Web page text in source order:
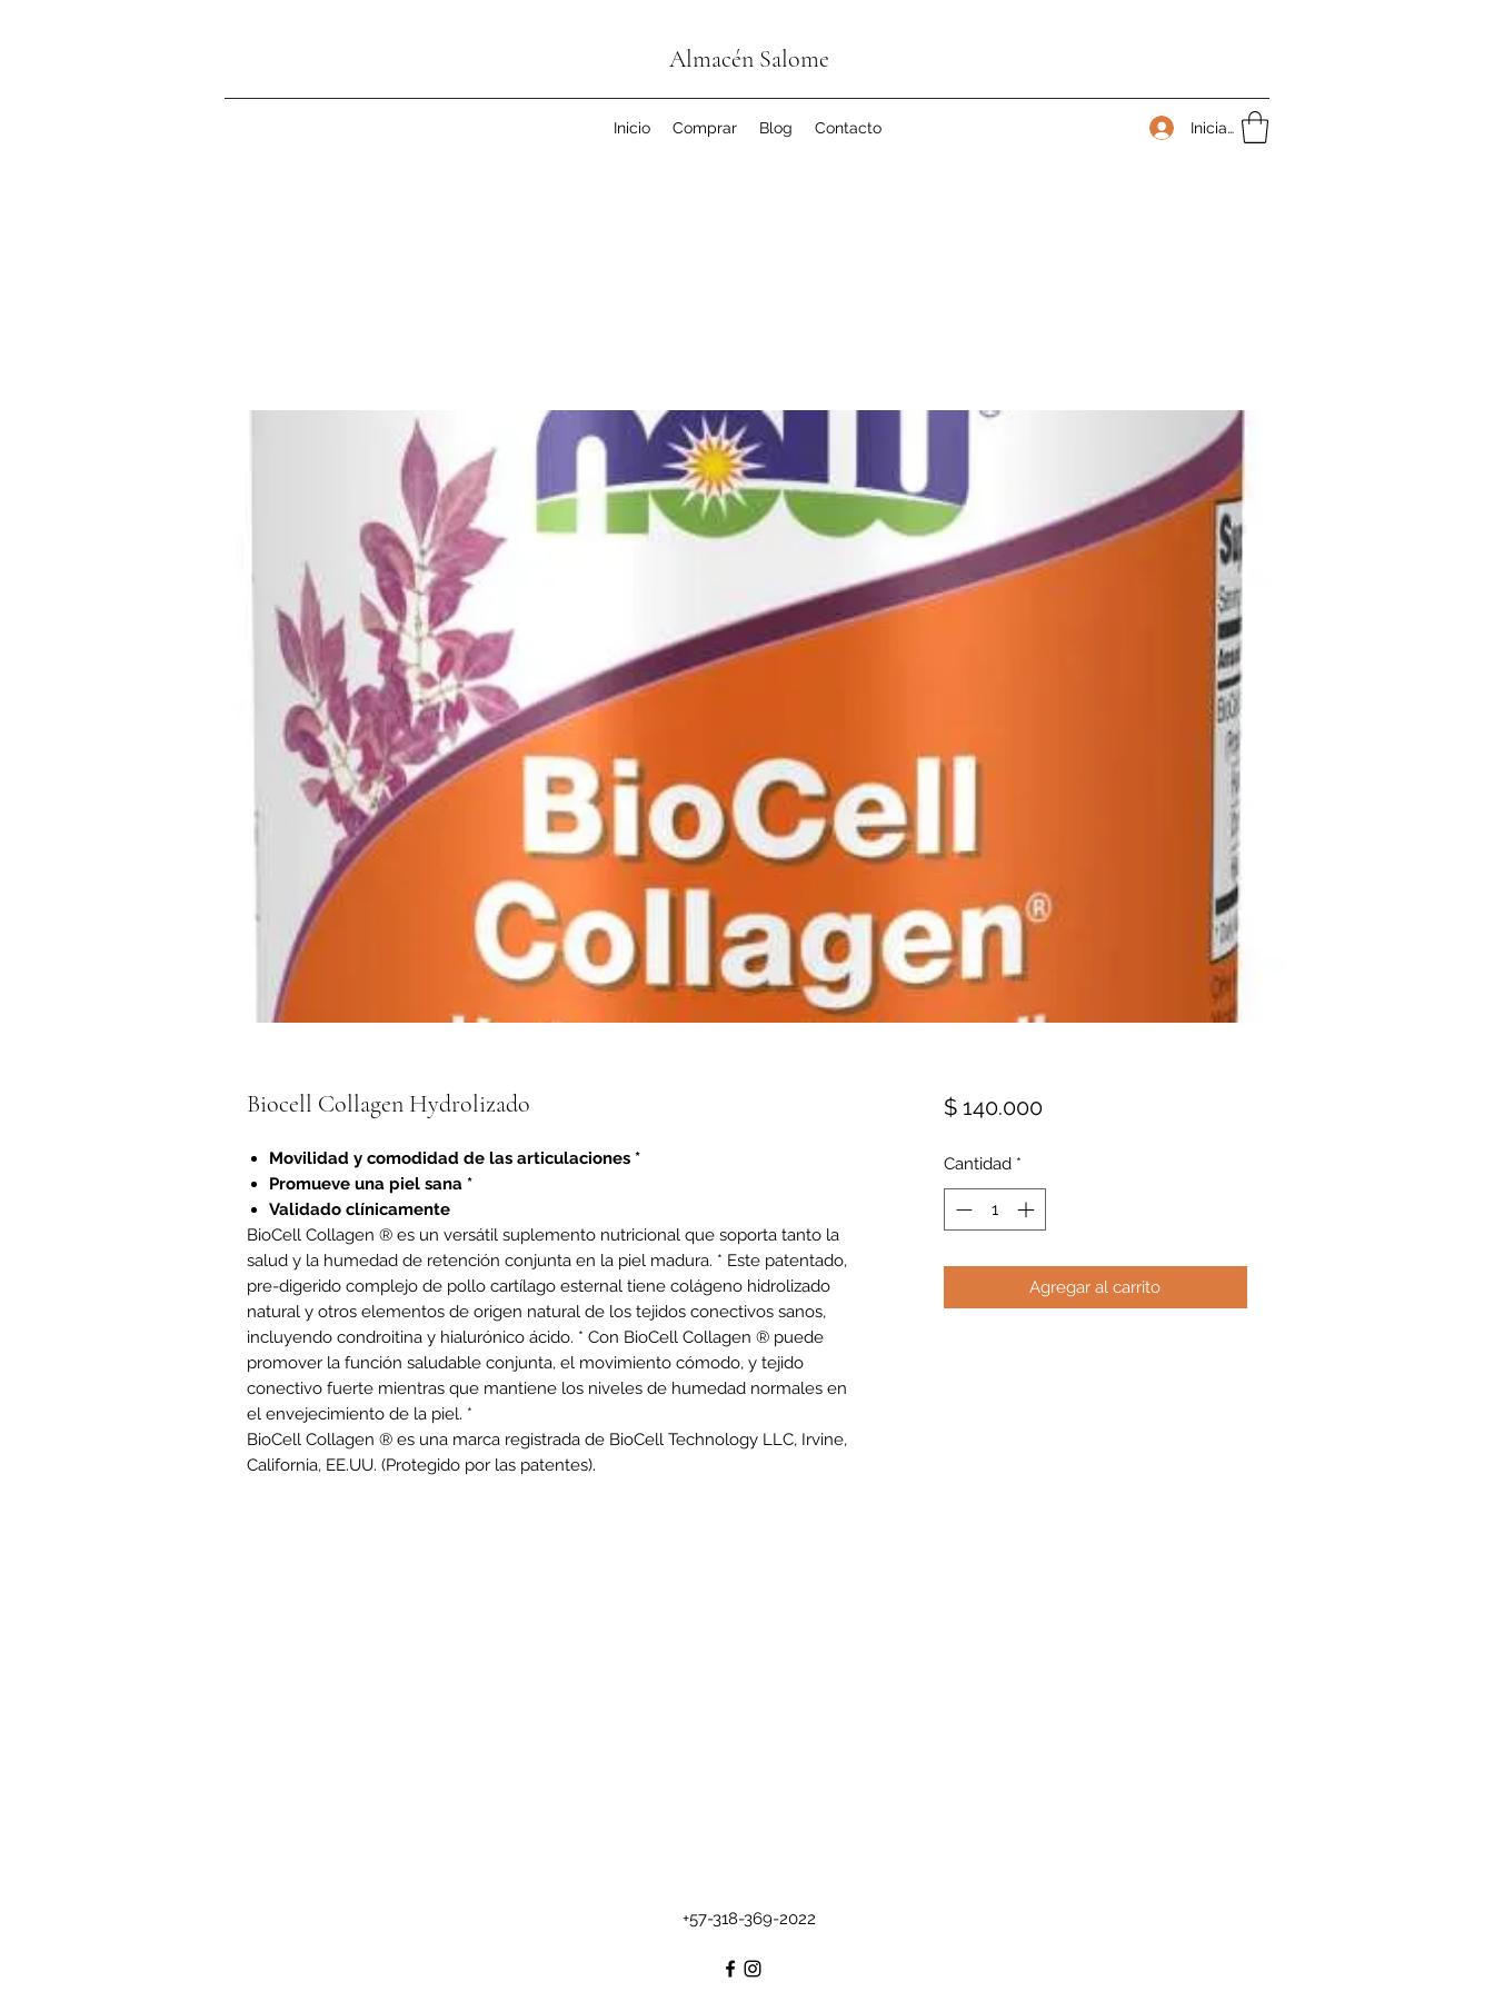
Almacén Salome
Inicio Comprar Blog Contacto Iniciar sesión
Biocell Collagen Hydrolizado
Movilidad y comodidad de las articulaciones *
Promueve una piel sana *
Validado clínicamente
BioCell Collagen ® es un versátil suplemento nutricional que soporta tanto la
salud y la humedad de retención conjunta en la piel madura. * Este patentado,
pre-digerido complejo de pollo cartílago esternal tiene colágeno hidrolizado
natural y otros elementos de origen natural de los tejidos conectivos sanos,
incluyendo condroitina y hialurónico ácido. * Con BioCell Collagen ® puede
promover la función saludable conjunta, el movimiento cómodo, y tejido
conectivo fuerte mientras que mantiene los niveles de humedad normales en
el envejecimiento de la piel. *
BioCell Collagen ® es una marca registrada de BioCell Technology LLC, Irvine,
California, EE.UU. (Protegido por las patentes).
$ 140.000Precio
Cantidad *
Agregar al carrito
+57-318-369-2022